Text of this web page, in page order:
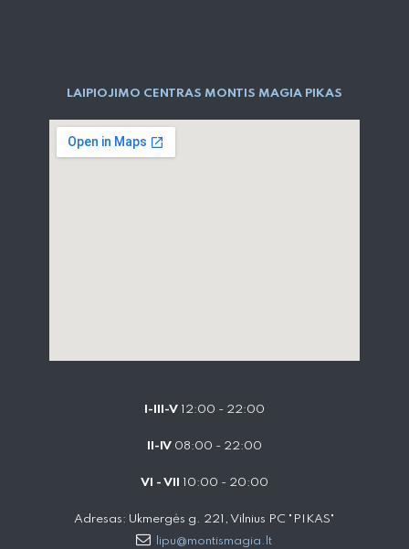
LAIPIOJIMO CENTRAS MONTIS MAGIA PIKAS
I-III-V 12:00 - 22:00
II-IV 08:00 - 22:00
VI - VII 10:00 - 20:00
Adresas: Ukmergės g. 221, Vilnius PC "PIKAS"
lipu@montismagia.lt